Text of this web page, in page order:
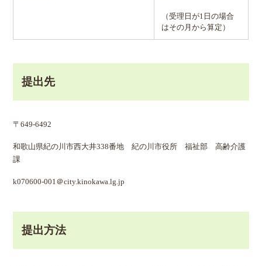
（受理日が1日の場合
はその月から算定）
提出先
〒649-6492
和歌山県紀の川市西大井338番地 紀の川市役所 福祉部 高齢介護
課
k070600‐001＠city.kinokawa.lg.jp
提出方法